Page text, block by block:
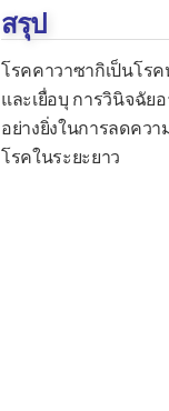
สรุป
โรคคาวาซากิเป็นโร
และเยื่อบุ การวินิจฉัย
อย่างยิ่งในการลดคว
โรคในระยะยาว